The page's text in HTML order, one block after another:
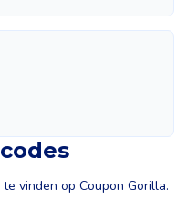
vinden op Coupon Gorilla.